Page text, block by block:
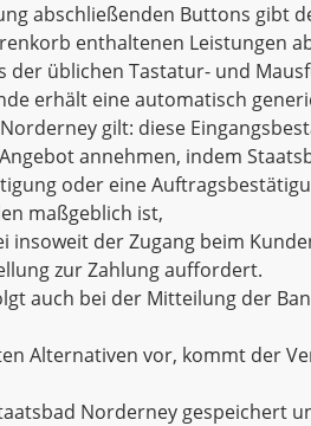
abschließenden Buttons gibt
enthaltenen Leistungen
der üblichen Tastatur- und
erhält eine automatisch
gilt: diese
annehmen, indem
oder eine
maßgeblich ist,
insoweit der Zugang beim
zur Zahlung auffordert.
auch bei der Mitteilung der
Alternativen vor, kommt der
Norderney gespeichert